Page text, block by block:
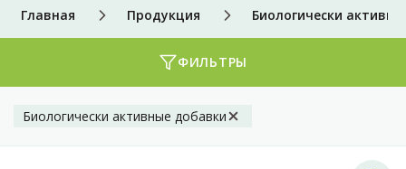
Главная Продукция Биологически
ФИЛЬТРЫ
Биологически активные добавки